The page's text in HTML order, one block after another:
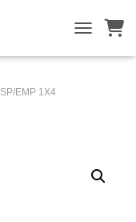
EMP 1X4